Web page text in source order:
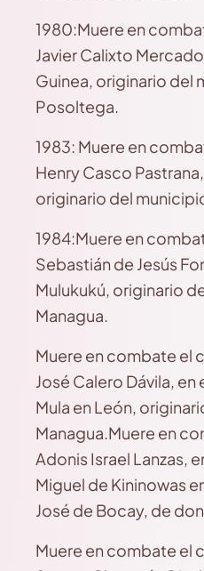
1980:Muere en
Javier Calixto
Guinea, originario del
Posoltega.
1983: Muere en
Henry Casco
originario del
1984:Muere en
Sebastián de Jesús
Mulukukú, originario
Managua.
Muere en combate el
José Calero Dávila,
Mula en León,
Managua.Muere en
Adonis Israel Lanzas,
Miguel de Kininowas
José de Bocay, de
Muere en combate el